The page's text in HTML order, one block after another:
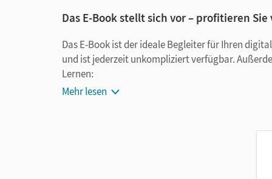
Das E-Book stellt sich vor – profitieren
Das E-Book ist der ideale Begleiter für Ihren
und ist jederzeit unkompliziert verfügbar.
Lernen:
Mehr lesen